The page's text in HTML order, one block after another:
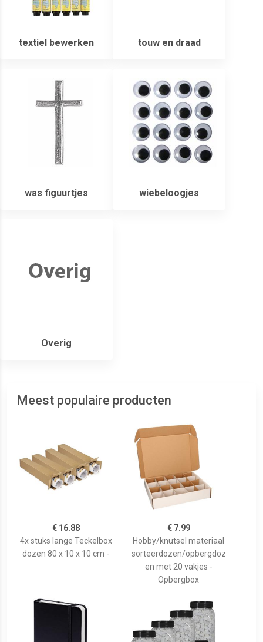
textiel bewerken touw en draad
was figuurtjes wiebeloogjes
Overig
Meest populaire producten
€ 16.88
4x stuks lange Teckelbox
dozen 80 x 10 x 10 cm -
€ 7.99
Hobby/knutsel materiaal
sorteerdozen/opbergdoz
en met 20 vakjes -
Opbergbox